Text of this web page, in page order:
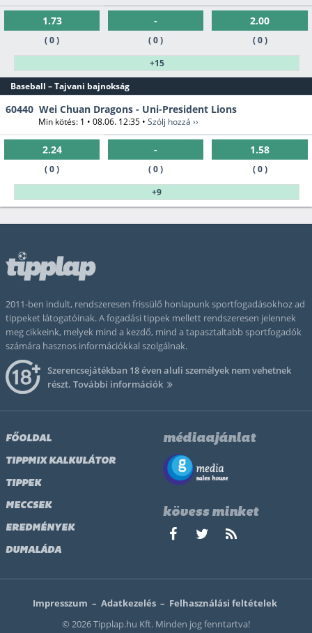
1.73
( 0 )
-
( 0 )
2.00
( 0 )
+15
Baseball – Tajvani bajnokság
60440 Wei Chuan Dragons - Uni-President Lions
Min kötés: 1 • 08.06. 12:35 • Szólj hozzá ››
2.24
( 0 )
-
( 0 )
1.58
( 0 )
+9
2011-ben indult, rendszeresen frissülő honlapunk sportfogadásokhoz ad
tippeket látogatóinak. A fogadási tippek mellett rendszeresen jelennek
meg cikkeink, melyek mind a kezdő, mind a tapasztaltabb sportfogadók
számára hasznos információkkal szolgálnak.
Szerencsejátékban 18 éven aluli személyek nem vehetnek
részt. További információk
FŐOLDAL
TIPPMIX KALKULÁTOR
TIPPEK
MECCSEK
EREDMÉNYEK
DUMALÁDA
médiaajánlat
kövess minket
Impresszum – Adatkezelés – Felhasználási feltételek
© 2026 Tipplap.hu Kft. Minden jog fenntartva!